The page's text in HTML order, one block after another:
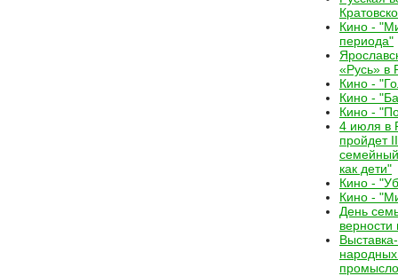
Кино -
периода"
«Русь» в
Кино -
Кино -
Кино -
4 июля в
пройдет
как дети"
Кино -
Кино -
День
верности